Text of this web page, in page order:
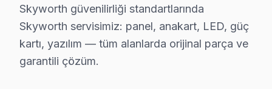
• Apartman, rezidans ve iş yeri servisi
Beşiktaş çevresinde Skyworth servisi için hemen
Skyworth TV'nizin Ömrünü Uzatmanın Yolları
Skyworth güvenilirliği standartlarında
Skyworth servisimiz: panel, anakart, LED, güç
kartı, yazılım — tüm alanlarda orijinal parça ve
garantili çözüm.